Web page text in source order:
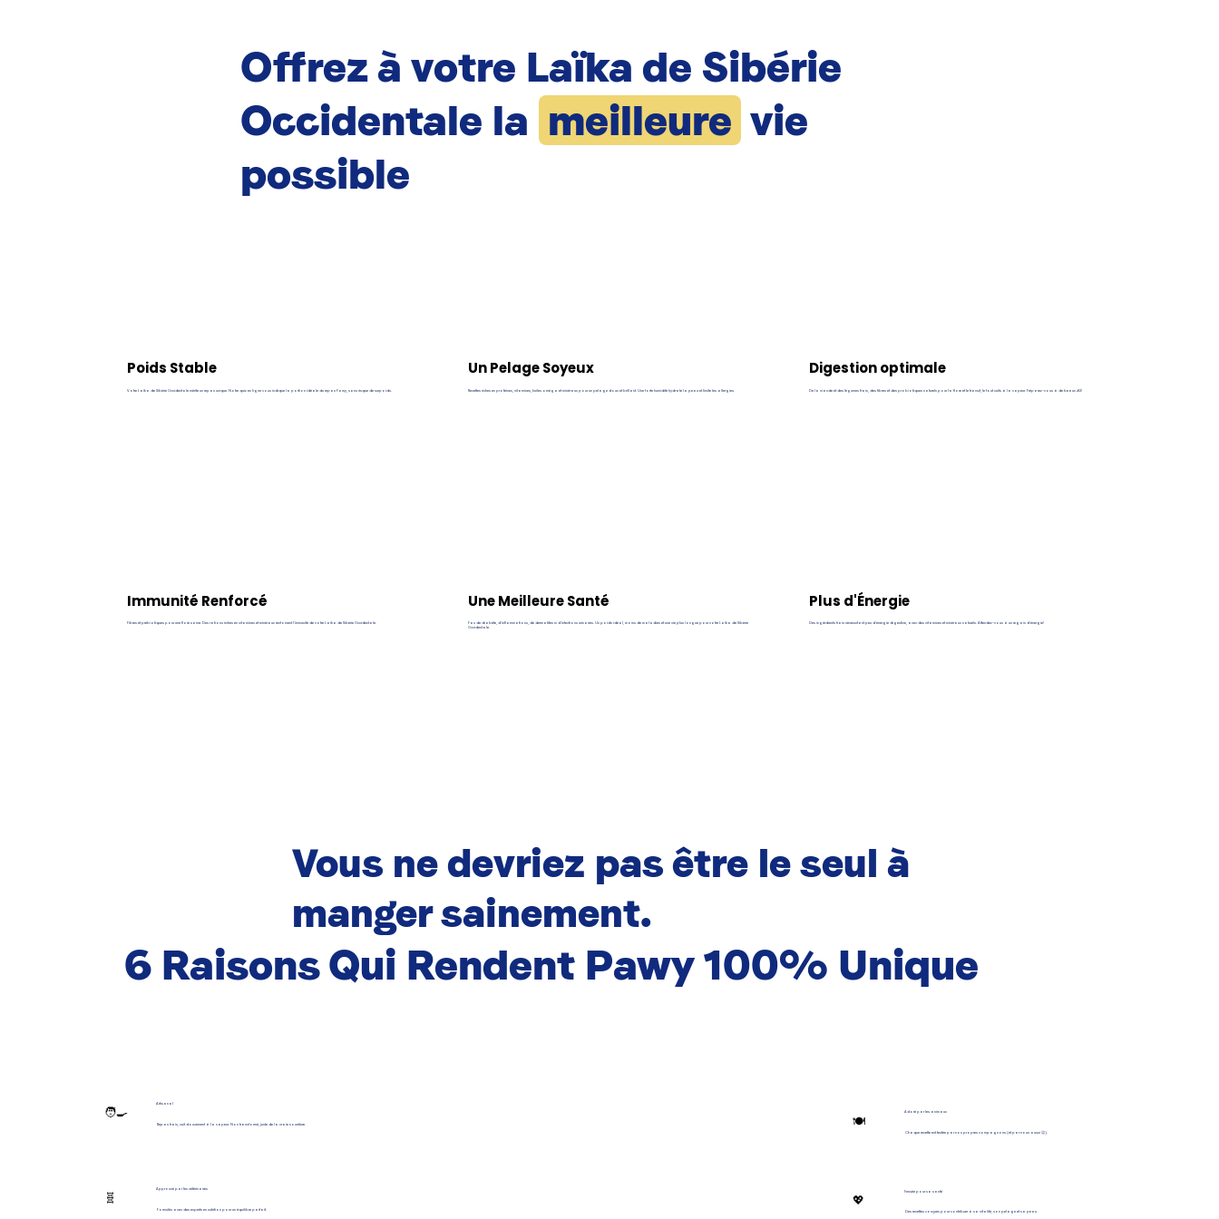
Offrez à votre Laïka de Sibérie
Occidentale la meilleure vie
possible
Poids Stable
Votre Laïka de Sibérie Occidentale mérite un repas unique. Notre quiz en ligne vous indique la portion idéale du repas Pawy, sans risque de surpoids.
Un Pelage Soyeux
Recettes riches en protéines, vitamines, huiles oméga et minéraux pour un pelage doux et brillant. Une forte humidité hydrate la peau et limite les allergies.
Digestion optimale
De la viande et des légumes frais, des fibres et des probiotiques naturels pour la flore et le transit, le tout cuits à la vapeur. Préparez-vous à de beaux #2!
Immunité Renforcé
Fibres et prébiotiques pour une flore saine. Des rations riches en vitamines et minéraux renforcent l’immunité de votre Laïka de Sibérie Occidentale.
Une Meilleure Santé
Pas de diabète, d’inflammations, de dermatites ni d’infections urinaires. Un poids idéal, moins de maladies et une vie plus longue pour votre Laïka de Sibérie
Occidentale.
Plus d'Énergie
Des ingrédients frais nécessitant peu d'énergie digestive, avec des vitamines et minéraux naturels. Attendez-vous à un regain d'énergie!
Vous ne devriez pas être le seul à
manger sainement.
6 Raisons Qui Rendent Pawy 100% Unique
🧑‍🍳
Artisanal
Repas frais, cuit doucement à la vapeur. Non transformé, juste de la vraie nourriture.
🧬
Formulés avec des experts en nutrition pour un équilibre parfait.
Approuvé par les vétérinaires
💖
Pensée pour sa santé
Des recettes conçues pour contribuer à sa vitalité, son pelage et sa peau.
🍽️
Adoré par les animaux
Chaque recette est testée par nos propres compagnons (et par nous aussi 😉).